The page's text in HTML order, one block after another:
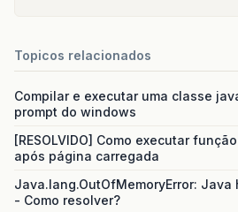
Topicos relacionados
Compilar e executar uma classe
prompt do windows
[RESOLVIDO] Como executar
após página carregada
Java.lang.OutOfMemoryError: Java
- Como resolver?